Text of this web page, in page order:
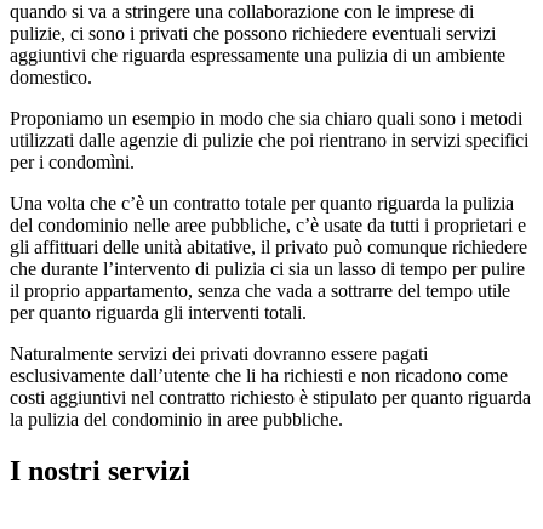
quando si va a stringere una collaborazione con le imprese di
pulizie, ci sono i privati che possono richiedere eventuali servizi
aggiuntivi che riguarda espressamente una pulizia di un ambiente
domestico.
Proponiamo un esempio in modo che sia chiaro quali sono i metodi
utilizzati dalle agenzie di pulizie che poi rientrano in servizi specifici
per i condomìni.
Una volta che c’è un contratto totale per quanto riguarda la pulizia
del condominio nelle aree pubbliche, c’è usate da tutti i proprietari e
gli affittuari delle unità abitative, il privato può comunque richiedere
che durante l’intervento di pulizia ci sia un lasso di tempo per pulire
il proprio appartamento, senza che vada a sottrarre del tempo utile
per quanto riguarda gli interventi totali.
Naturalmente servizi dei privati dovranno essere pagati
esclusivamente dall’utente che li ha richiesti e non ricadono come
costi aggiuntivi nel contratto richiesto è stipulato per quanto riguarda
la pulizia del condominio in aree pubbliche.
I nostri servizi